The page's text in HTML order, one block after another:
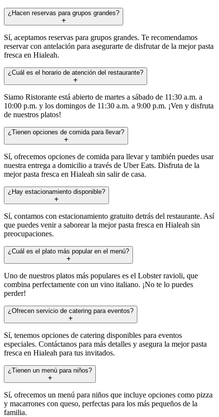
¿Hacen reservas para grupos grandes?
Sí, aceptamos reservas para grupos grandes. Te recomendamos
reservar con antelación para asegurarte de disfrutar de la mejor pasta
fresca en Hialeah.
¿Cuál es el horario de atención del restaurante?
Siamo Ristorante está abierto de martes a sábado de 11:30 a.m. a
10:00 p.m. y los domingos de 11:30 a.m. a 9:00 p.m. ¡Ven y disfruta
de nuestros platos!
¿Tienen opciones de comida para llevar?
Sí, ofrecemos opciones de comida para llevar y también puedes usar
nuestra entrega a domicilio a través de Uber Eats. Disfruta de la
mejor pasta fresca en Hialeah sin salir de casa.
¿Hay estacionamiento disponible?
Sí, contamos con estacionamiento gratuito detrás del restaurante. Así
que puedes venir a saborear la mejor pasta fresca en Hialeah sin
preocupaciones.
¿Cuál es el plato más popular en el menú?
Uno de nuestros platos más populares es el Lobster ravioli, que
combina perfectamente con un vino italiano. ¡No te lo puedes
perder!
¿Ofrecen servicio de catering para eventos?
Sí, tenemos opciones de catering disponibles para eventos
especiales. Contáctanos para más detalles y asegura la mejor pasta
fresca en Hialeah para tus invitados.
¿Tienen un menú para niños?
Sí, ofrecemos un menú para niños que incluye opciones como pizza
y macarrones con queso, perfectas para los más pequeños de la
familia.